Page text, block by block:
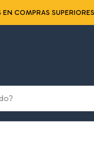
EN COMPRAS